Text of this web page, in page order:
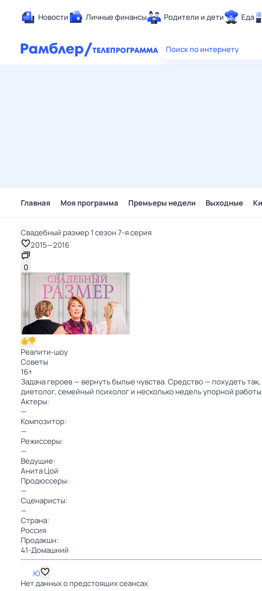
Новости Личные финансы Родители и дети Еда
Здоровье
Поиск по интернету
Главная Моя программа Премьеры недели Выходные
Свадебный размер 1 сезон 7-я серия
2015—2016
0
Реалити-шоу
Советы
16+
Задача героев — вернуть былые чувства. Средство — похудеть
диетолог, семейный психолог и несколько недель упорной
Актеры:
—
Композитор:
—
Режиссеры:
—
Ведущие:
Анита Цой
Продюссеры:
—
Сценаристы:
—
Страна:
Россия
Продакшн:
41-Домашний
Ю
Нет данных о предстоящих сеансах